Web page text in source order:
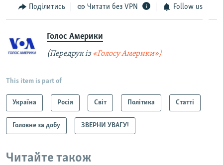
Поділитись Читати без VPN Follow us
Голос Америки
(Передрук із «Голосу Америки»)
This item is part of
Україна Росія Світ Політика Статті
Головне за добу ЗВЕРНИ УВАГУ!
Читайте також